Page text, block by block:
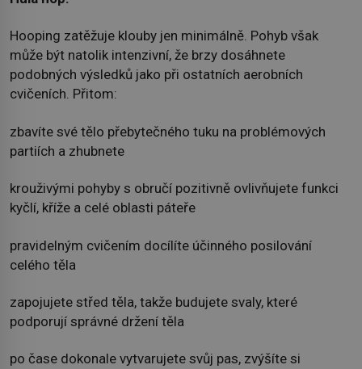
Hooping zatěžuje klouby jen minimálně. Pohyb však
může být natolik intenzivní, že brzy dosáhnete
podobných výsledků jako při ostatních aerobních
cvičeních. Přitom:
zbavíte své tělo přebytečného tuku na problémových
partiích a zhubnete
krouživými pohyby s obručí pozitivně ovlivňujete funkci
kyčlí, kříže a celé oblasti páteře
pravidelným cvičením docílíte účinného posilování
celého těla
zapojujete střed těla, takže budujete svaly, které
podporují správné držení těla
po čase dokonale vytvarujete svůj pas, zvýšíte si